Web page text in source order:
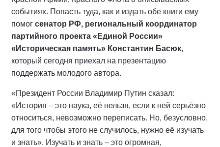
событиях. Попасть туда, как и издать обе книги ему
помог сенатор РФ, региональный координатор
партийного проекта «Единой России»
«Историческая память» Константин Басюк,
который сегодня приехал на презентацию
поддержать молодого автора.
«Президент России Владимир Путин сказал:
«История – это наука, её нельзя, если к ней серьёзно
относиться, невозможно переписать. Но, безусловно,
для того чтобы этого не случилось, нужно её изучать
и знать». Изучать и знать – это огромная,